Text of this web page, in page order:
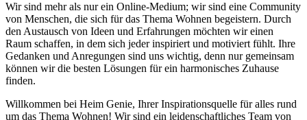
Wir sind mehr als nur ein Online-Medium; wir sind eine Community
von Menschen, die sich für das Thema Wohnen begeistern. Durch
den Austausch von Ideen und Erfahrungen möchten wir einen
Raum schaffen, in dem sich jeder inspiriert und motiviert fühlt. Ihre
Gedanken und Anregungen sind uns wichtig, denn nur gemeinsam
können wir die besten Lösungen für ein harmonisches Zuhause
finden.
Willkommen bei Heim Genie, Ihrer Inspirationsquelle für alles rund
um das Thema Wohnen! Wir sind ein leidenschaftliches Team von